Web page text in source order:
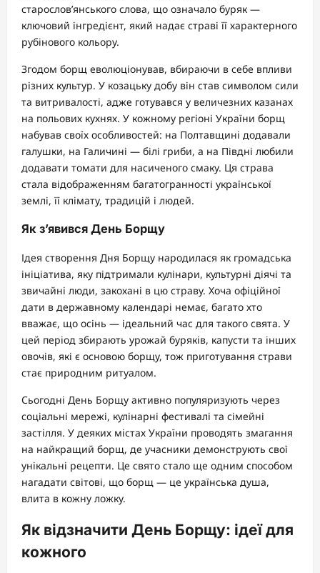
старослов’янського слова, що означало буряк —
ключовий інгредієнт, який надає страві її характерного
рубінового кольору.
Згодом борщ еволюціонував, вбираючи в себе впливи
різних культур. У козацьку добу він став символом сили
та витривалості, адже готувався у величезних казанах
на польових кухнях. У кожному регіоні України борщ
набував своїх особливостей: на Полтавщині додавали
галушки, на Галичині — білі гриби, а на Півдні любили
додавати томати для насиченого смаку. Ця страва
стала відображенням багатогранності української
землі, її клімату, традицій і людей.
Як з’явився День Борщу
Ідея створення Дня Борщу народилася як громадська
ініціатива, яку підтримали кулінари, культурні діячі та
звичайні люди, закохані в цю страву. Хоча офіційної
дати в державному календарі немає, багато хто
вважає, що осінь — ідеальний час для такого свята. У
цей період збирають урожай буряків, капусти та інших
овочів, які є основою борщу, тож приготування страви
стає природним ритуалом.
Сьогодні День Борщу активно популяризують через
соціальні мережі, кулінарні фестивалі та сімейні
застілля. У деяких містах України проводять змагання
на найкращий борщ, де учасники демонструють свої
унікальні рецепти. Це свято стало ще одним способом
нагадати світові, що борщ — це українська душа,
влита в кожну ложку.
Як відзначити День Борщу: ідеї для
кожного